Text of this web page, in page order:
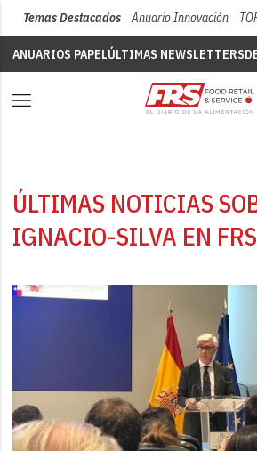
Temas Destacados Anuario Innovación
ANUARIOS PAPELÚLTIMAS NEWSLETTERS
ÚLTIMAS NOTICIAS
IGNACIO-SILVA EN FRS